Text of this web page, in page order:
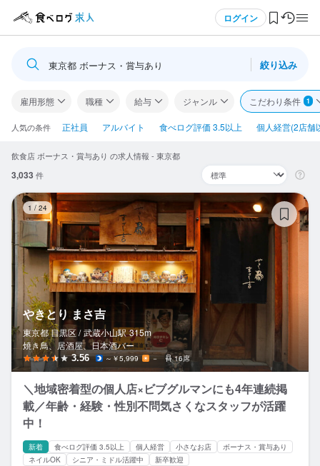
ログイン
ログイン・無料会員登録
食べログ求人TOP
求人検索
閲覧履歴
気になる求人
検索履歴・保存した条件
応募履歴
WEB履歴書
スカウト・メルマガ受信設定
ヘルプ・お問い合わせフォーム
掲載をご検討の店舗様へ
東京都 ボーナス・賞与あり 絞り込み
雇用形態 職種 給与 ジャンル こだわり条件 1
人気の条件 正社員 アルバイト 食べログ評価 3.5以上 個人経営(2店舗
飲食店 ボーナス・賞与あり の求人情報 - 東京都
3,033 件
1 / 24
やきとり まさ吉
東京都 目黒区 / 武蔵小山駅 315m
焼き鳥、居酒屋、日本酒バー
3.56 ～￥5,999 － 16席
＼地域密着型の個人店×ビブグルマンにも4年連続掲
載／年齢・経験・性別不問気さくなスタッフが活躍
中！
新着 食べログ評価 3.5以上 個人経営 小さなお店
ボーナス・賞与あり
ネイルOK
シニア・ミドル活躍中 新卒歓迎